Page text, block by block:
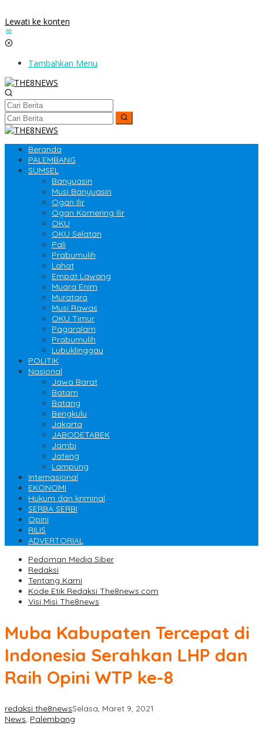
Lewati ke konten
Tambahkan Menu
Beranda
PALEMBANG
SUMSEL
Banyuasin
Musi Banyuasin
Ogan Ilir
Ogan Komering Ilir
OKU
OKU Selatan
Pali
Prabumulih
Lahat
Empat Lawang
Muara Enim
Muratara
Musi Rawas
OKU Timur
Pagaralam
Prabumulih
Lubuklinggau
POLITIK
Nasional
Jawa Barat
Batam
Batang
Bengkulu
Jakarta
JABODETABEK
Jambi
Jateng
Lampung
Internasional
EKONOMI
Hukum dan kriminal
SERBA SERBI
Opini
RILIS
ADVERTORIAL
Pedoman Media Siber
Redaksi
Tentang Kami
Kode Etik Redaksi The8news.com
Visi Misi The8news
Muba Kabupaten Tercepat di
Indonesia Serahkan LHP dan
Raih Opini WTP ke-8
redaksi the8newsSelasa, Maret 9, 2021
News, Palembang